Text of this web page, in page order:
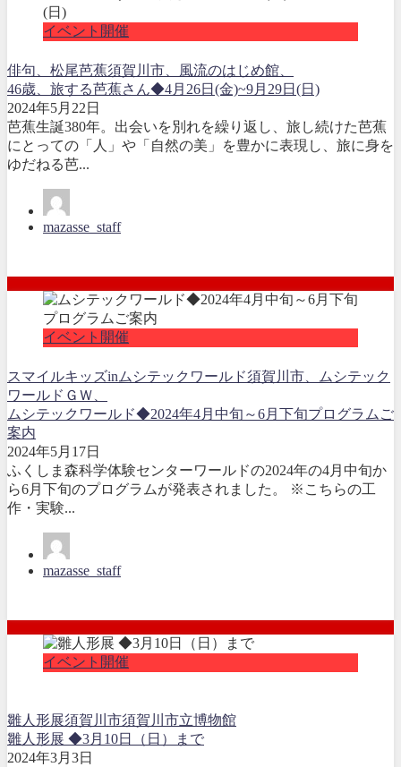
イベント開催
俳句、松尾芭蕉須賀川市、風流のはじめ館、
46歳、旅する芭蕉さん◆4月26日(金)~9月29日(日)
2024年5月22日
芭蕉生誕380年。出会いを別れを繰り返し、旅し続けた芭蕉
にとっての「人」や「自然の美」を豊かに表現し、旅に身を
ゆだねる芭...
mazasse_staff
イベント開催
スマイルキッズinムシテックワールド須賀川市、ムシテック
ワールドＧＷ、
ムシテックワールド◆2024年4月中旬～6月下旬プログラムご
案内
2024年5月17日
ふくしま森科学体験センターワールドの2024年の4月中旬か
ら6月下旬のプログラムが発表されました。 ※こちらの工
作・実験...
mazasse_staff
イベント開催
雛人形展須賀川市須賀川市立博物館
雛人形展 ◆3月10日（日）まで
2024年3月3日